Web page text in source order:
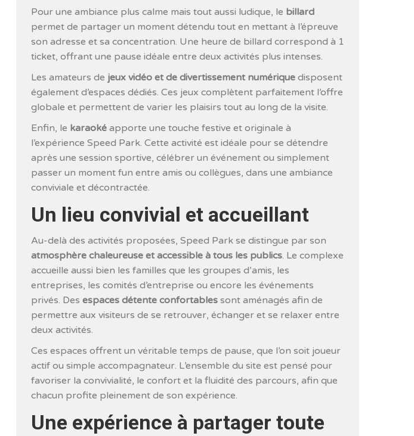
Pour une ambiance plus calme mais tout aussi ludique, le billard
permet de partager un moment détendu tout en mettant à l’épreuve
son adresse et sa concentration. Une heure de billard correspond à 1
ticket, offrant une pause idéale entre deux activités plus intenses.
Les amateurs de jeux vidéo et de divertissement numériquedisposent
également d’espaces dédiés. Ces jeux complètent parfaitement l’offre
globale et permettent de varier les plaisirs tout au long de la visite.
Enfin, le karaokéapporte une touche festive et originale à
l’expérience Speed Park. Cette activité est idéale pour se détendre
après une session sportive, célébrer un événement ou simplement
passer un moment fun entre amis ou collègues, dans une ambiance
conviviale et décontractée.
Un lieu convivial et accueillant
Au-delà des activités proposées, Speed Park se distingue par son
atmosphère chaleureuse et accessible à tous les publics. Le complexe
accueille aussi bien les familles que les groupes d’amis, les
entreprises, les comités d’entreprise ou encore les événements
privés. Des espaces détente confortablessont aménagés afin de
permettre aux visiteurs de se retrouver, échanger et se relaxer entre
deux activités.
Ces espaces offrent un véritable temps de pause, que l’on soit joueur
actif ou simple accompagnateur. L’ensemble du site est pensé pour
favoriser la convivialité, le confort et la fluidité des parcours, afin que
chacun profite pleinement de son expérience.
Une expérience à partager toute